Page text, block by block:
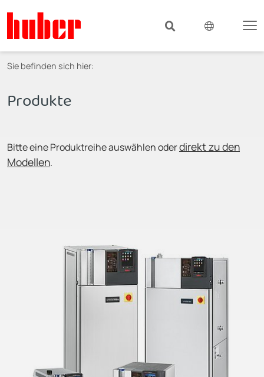
Sie befinden sich hier:
Produkte
Bitte eine Produktreihe auswählen oderdirekt zu den
Modellen.